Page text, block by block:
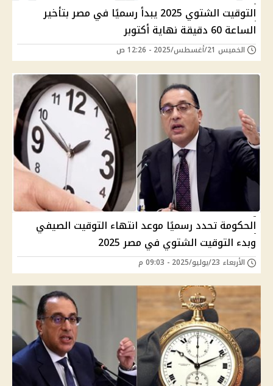
التوقيت الشتوي 2025 يبدأ رسميًا في مصر بتأخير
الساعة 60 دقيقة نهاية أكتوبر
الخميس 21/أغسطس/2025 - 12:26 ص
الحكومة تحدد رسميًا موعد انتهاء التوقيت الصيفي
وبدء التوقيت الشتوي في مصر 2025
الأربعاء 23/يوليو/2025 - 09:03 م